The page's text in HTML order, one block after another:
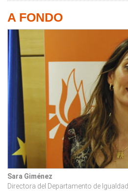
A FONDO
Sara Giménez
Directora del Departamento de Igualdad.